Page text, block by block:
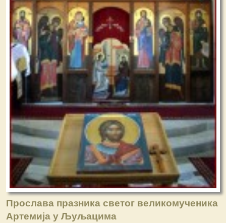
Прослава празника светог великомученика
Артемија у Љуљацима